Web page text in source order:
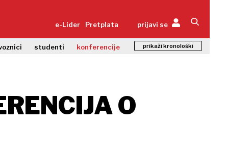
e-Lider Pretplata prijavi se
studenti konferencije prikaži kronološki
O